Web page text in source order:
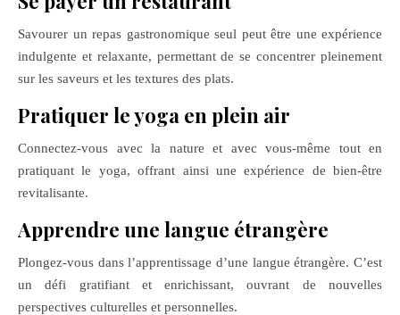
Savourer un repas gastronomique seul peut être une expérience
indulgente et relaxante, permettant de se concentrer pleinement
sur les saveurs et les textures des plats.
Pratiquer le yoga en plein air
Connectez-vous avec la nature et avec vous-même tout en
pratiquant le yoga, offrant ainsi une expérience de bien-être
revitalisante.
Apprendre une langue étrangère
Plongez-vous dans l’apprentissage d’une langue étrangère. C’est
un défi gratifiant et enrichissant, ouvrant de nouvelles
perspectives culturelles et personnelles.